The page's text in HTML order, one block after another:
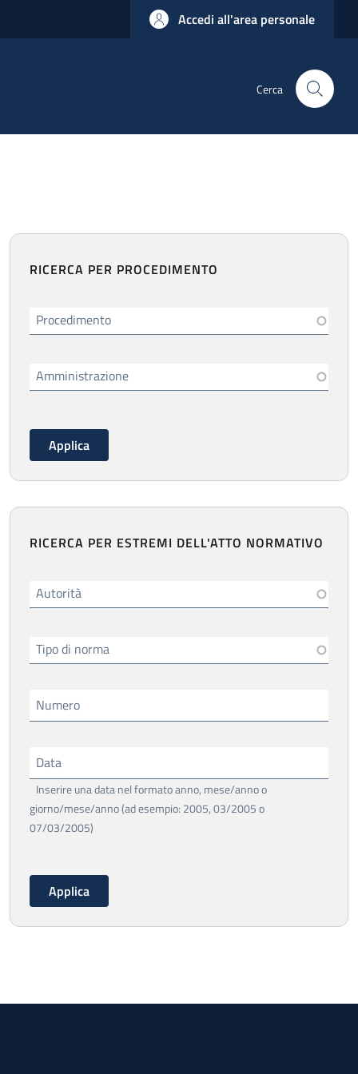
Accedi all'area personale
Cerca
RICERCA PER PROCEDIMENTO
Procedimento
Amministrazione
RICERCA PER ESTREMI DELL'ATTO NORMATIVO
Autorità
Tipo di norma
Numero
Data
Inserire una data nel formato anno, mese/anno o
giorno/mese/anno (ad esempio: 2005, 03/2005 o
07/03/2005)